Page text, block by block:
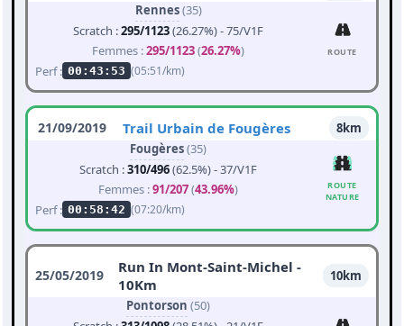
Rennes(35)
Scratch :295/1123(26.27%) - 75/V1F
Femmes :295/1123(26.27%)
Perf : 00:43:53 (05:51/km)
ROUTE
21/09/2019 Trail Urbain de Fougères
8km
Fougères(35)
Scratch :310/496(62.5%) - 37/V1F
Femmes :91/207(43.96%)
Perf : 00:58:42 (07:20/km)
ROUTE
NATURE
25/05/2019
Run In Mont-Saint-Michel -
10Km
10km
Pontorson (50)